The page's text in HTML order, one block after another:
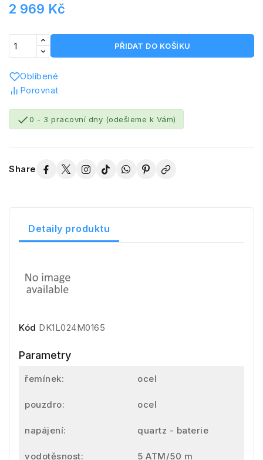
2 969 Kč
PŘIDAT DO KOŠÍKU
Oblíbené
Porovnat
0 - 3 pracovní dny (odešleme k Vám)
Share
Detaily produktu
Kód DK1L024M0165
Parametry
řemínek: ocel
pouzdro: ocel
napájení: quartz - baterie
vodotěsnost: 5 ATM/50 m